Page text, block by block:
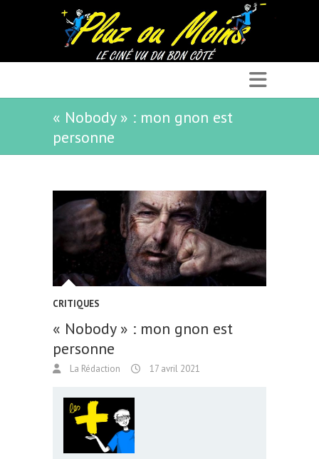
« Nobody » : mon gnon est
personne
CRITIQUES
« Nobody » : mon gnon est
personne
La Rédaction 17 avril 2021